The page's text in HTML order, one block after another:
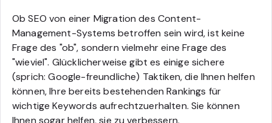
Ob SEO von einer Migration des Content-
Management-Systems betroffen sein wird, ist keine
Frage des "ob", sondern vielmehr eine Frage des
"wieviel". Glücklicherweise gibt es einige sichere
(sprich: Google-freundliche) Taktiken, die Ihnen helfen
können, Ihre bereits bestehenden Rankings für
wichtige Keywords aufrechtzuerhalten. Sie können
Ihnen sogar helfen, sie zu verbessern.